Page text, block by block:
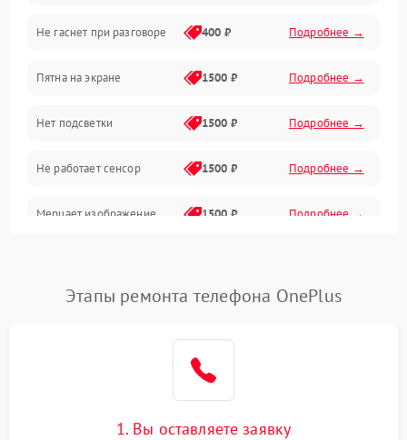
Зарядка
Проблемы с питанием, зарядкой и аккумулятором
Проблемы с работой системы, корпусом и другие
Не гаснет при разговоре 400 ₽ Подробнее →
Пятна на экране 1500 ₽ Подробнее →
Нет подсветки 1500 ₽ Подробнее →
Не работает сенсор 1500 ₽ Подробнее →
Мерцает изображение 1500 ₽ Подробнее →
Не работает Face ID 4000 ₽ Подробнее →
Этапы ремонта телефона OnePlus
1. Вы оставляете заявку